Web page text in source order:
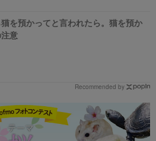
を預かってと言われたら。猫を預か
意
Recommended by